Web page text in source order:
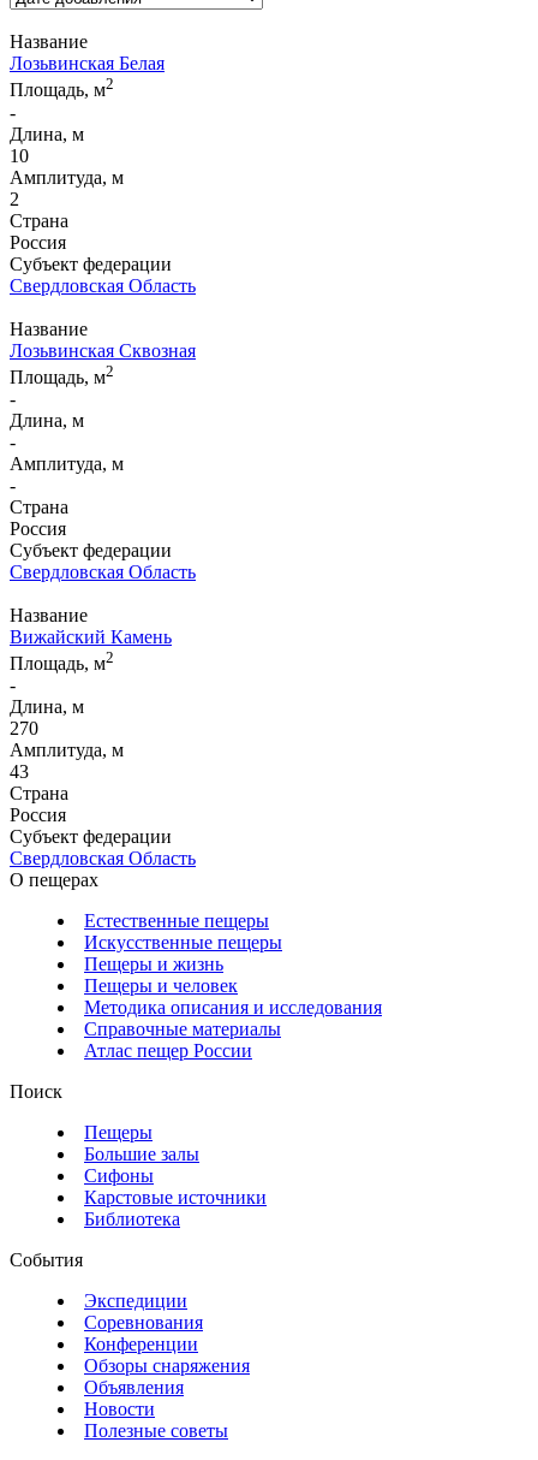
Название
Лозьвинская Белая
Площадь, м2
-
Длина, м
10
Амплитуда, м
2
Страна
Россия
Субъект федерации
Свердловская Область
Название
Лозьвинская Сквозная
Площадь, м2
-
Длина, м
-
Амплитуда, м
-
Страна
Россия
Субъект федерации
Свердловская Область
Название
Вижайский Камень
Площадь, м2
-
Длина, м
270
Амплитуда, м
43
Страна
Россия
Субъект федерации
Свердловская Область
О пещерах
Естественные пещеры
Искусственные пещеры
Пещеры и жизнь
Пещеры и человек
Методика описания и исследования
Справочные материалы
Атлас пещер России
Поиск
Пещеры
Большие залы
Сифоны
Карстовые источники
Библиотека
События
Экспедиции
Соревнования
Конференции
Обзоры снаряжения
Объявления
Новости
Полезные советы